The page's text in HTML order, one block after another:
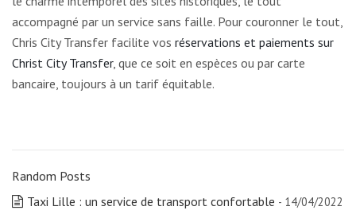
accompagné par un service sans faille. Pour couronner le tout,
Chris City Transfer facilite vos réservations et paiements sur
Christ City Transfer, que ce soit en espèces ou par carte
bancaire, toujours à un tarif équitable.
Random Posts
Taxi Lille : un service de transport confortable - 14/04/2022